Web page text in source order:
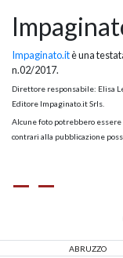
Impaginato.itè una
n.02/2017.
Direttore responsabile: Elisa
Editore Impaginato.it Srls.
Alcune foto potrebbero
contrari alla pubblicazione
ABRUZZO